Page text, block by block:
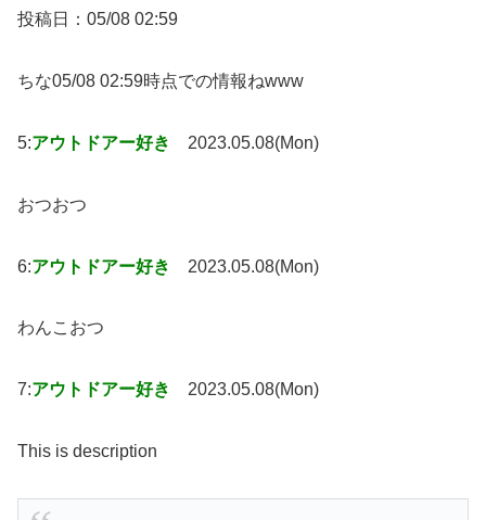
投稿日：05/08 02:59
ちな05/08 02:59時点での情報ねwww
5:アウトドアー好き 2023.05.08(Mon)
おつおつ
6:アウトドアー好き 2023.05.08(Mon)
わんこおつ
7:アウトドアー好き 2023.05.08(Mon)
This is description